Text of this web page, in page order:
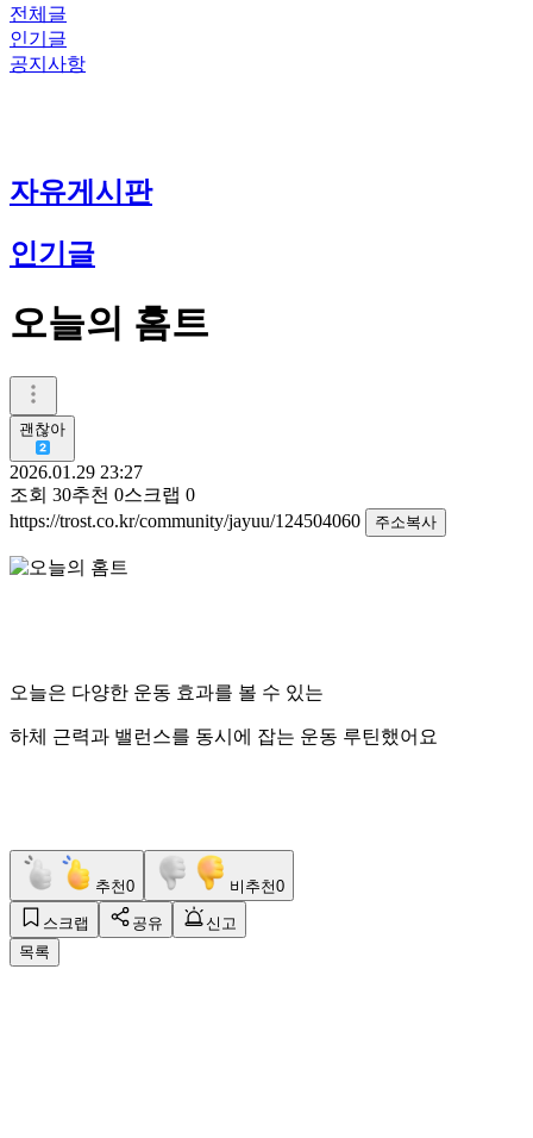
전체글
인기글
공지사항
자유게시판
인기글
오늘의 홈트
괜찮아
2026.01.29 23:27
조회 30추천 0스크랩 0
https://trost.co.kr/community/jayuu/124504060
주소복사
오늘은 다양한 운동 효과를 볼 수 있는
하체 근력과 밸런스를 동시에 잡는 운동 루틴했어요
추천0 비추천0
스크랩 공유
신고
목록